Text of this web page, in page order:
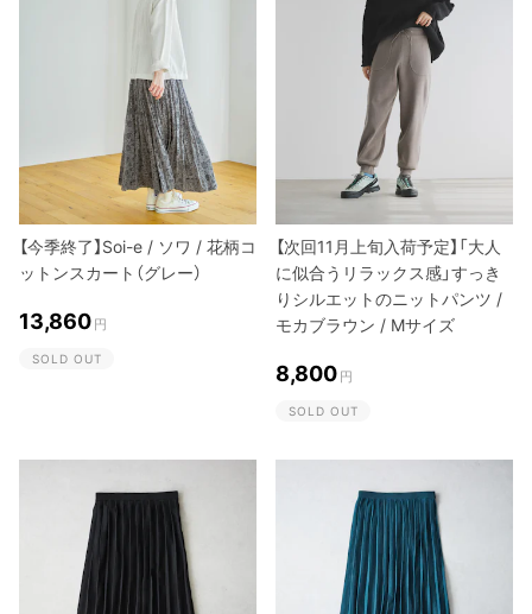
【今季終了】Soi-e / ソワ / 花柄コ
ットンスカート（グレー）
13,860 円
SOLD OUT
【次回11月上旬入荷予定】「大人
に似合うリラックス感」すっき
りシルエットのニットパンツ /
モカブラウン / Mサイズ
8,800 円
SOLD OUT